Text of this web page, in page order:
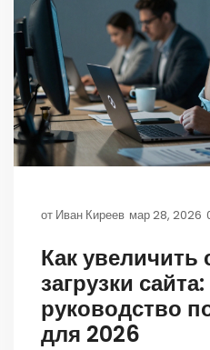
от Иван Киреев мар 28, 2026
Как увеличить
загрузки
руководство
для 2026